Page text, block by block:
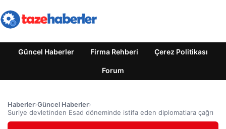
Güncel Haberler Firma Rehberi Çerez Politikası
Forum
Haberler›Güncel Haberler›
Suriye devletinden Esad döneminde istifa eden diplomatlara çağrı